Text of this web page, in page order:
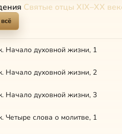
Святые отцы XIX–XX
Начало духовной жизни, 1
Начало духовной жизни, 2
Начало духовной жизни, 3
Четыре слова о молитве, 1